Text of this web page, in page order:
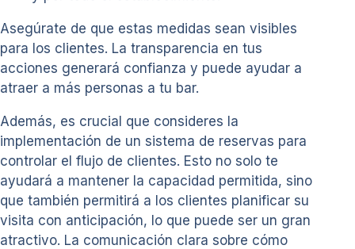
Asegúrate de que estas medidas sean visibles
para los clientes. La transparencia en tus
acciones generará confianza y puede ayudar a
atraer a más personas a tu bar.
Además, es crucial que consideres la
implementación de un sistema de reservas para
controlar el flujo de clientes. Esto no solo te
ayudará a mantener la capacidad permitida, sino
que también permitirá a los clientes planificar su
visita con anticipación, lo que puede ser un gran
atractivo. La comunicación clara sobre cómo